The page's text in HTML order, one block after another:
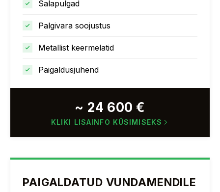
Salapulgad
Palgivara soojustus
Metallist keermelatid
Paigaldusjuhend
~ 24 600 €
KLIKI LISAINFO KÜSIMISEKS
PAIGALDATUD VUNDAMENDILE